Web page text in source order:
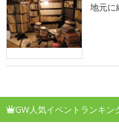
地元に
GW人気イベントランキン